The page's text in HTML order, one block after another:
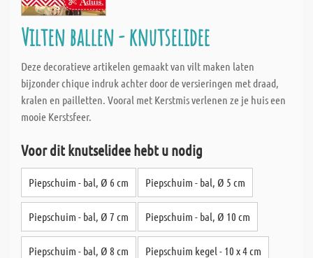
Vilten ballen - knutselidee
Deze decoratieve artikelen gemaakt van vilt maken laten
bijzonder chique indruk achter door de versieringen met draad,
kralen en pailletten. Vooral met Kerstmis verlenen ze je huis een
mooie Kerstsfeer.
Voor dit knutselidee hebt u nodig
Piepschuim - bal, Ø 6 cm Piepschuim - bal, Ø 5 cm
Piepschuim - bal, Ø 7 cm Piepschuim - bal, Ø 10 cm
Piepschuim - bal, Ø 8 cm Piepschuim kegel - 10 x 4 cm